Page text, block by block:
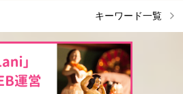
キーワード一覧